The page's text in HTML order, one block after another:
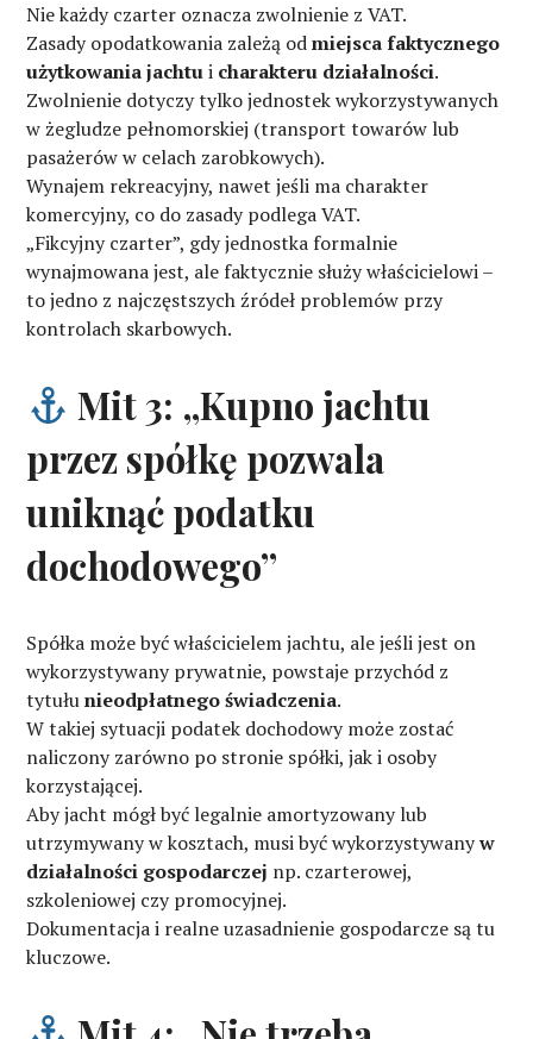
Nie każdy czarter oznacza zwolnienie z VAT.
Zasady opodatkowania zależą odmiejsca faktycznego
użytkowania jachtui charakteru działalności.
Zwolnienie dotyczy tylko jednostek wykorzystywanych
w żegludze pełnomorskiej (transport towarów lub
pasażerów w celach zarobkowych).
Wynajem rekreacyjny, nawet jeśli ma charakter
komercyjny, co do zasady podlega VAT.
„Fikcyjny czarter”, gdy jednostka formalnie
wynajmowana jest, ale faktycznie służy właścicielowi –
to jedno z najczęstszych źródeł problemów przy
kontrolach skarbowych.
Mit 3: „Kupno jachtu
przez spółkę pozwala
uniknąć podatku
dochodowego”
Spółka może być właścicielem jachtu, ale jeśli jest on
wykorzystywany prywatnie, powstaje przychód z
tytułunieodpłatnego świadczenia.
W takiej sytuacji podatek dochodowy może zostać
naliczony zarówno po stronie spółki, jak i osoby
korzystającej.
Aby jacht mógł być legalnie amortyzowany lub
utrzymywany w kosztach, musi być wykorzystywanyw
działalności gospodarczej np. czarterowej,
szkoleniowej czy promocyjnej.
Dokumentacja i realne uzasadnienie gospodarcze są tu
kluczowe.